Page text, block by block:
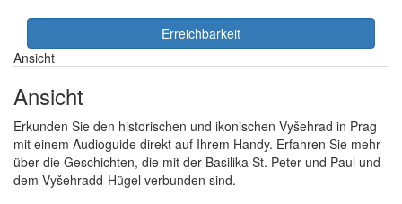
Erreichbarkeit
Ansicht
Ansicht
Erkunden Sie den historischen und ikonischen Vyšehrad in Prag
mit einem Audioguide direkt auf Ihrem Handy. Erfahren Sie mehr
über die Geschichten, die mit der Basilika St. Peter und Paul und
dem Vyšehradd-Hügel verbunden sind.